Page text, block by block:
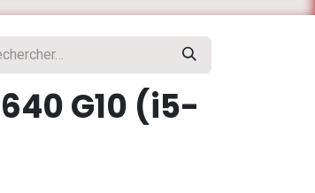
640 G10 (i5-